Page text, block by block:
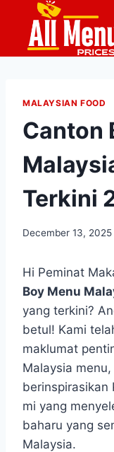
content
MALAYSIAN FOOD
Canton
Terkini
December 13, 2025
Hi Peminat
Boy Menu
yang terkini?
betul! Kami
maklumat
Malaysia
berinspirasikan
mi yang
baharu yang
Malaysia.